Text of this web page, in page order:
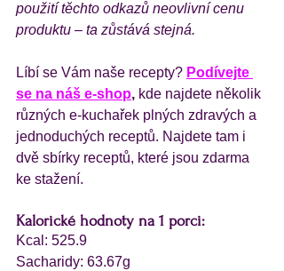
použití těchto odkazů neovlivní cenu
produktu – ta zůstává stejná.
Líbí se Vám naše recepty? Podívejte
se na náš e-shop, kde najdete několik
různých e-kuchařek plných zdravých a
jednoduchých receptů. Najdete tam i
dvě sbírky receptů, které jsou zdarma
ke stažení.
Kalorické hodnoty na 1 porci:
Kcal: 525.9
Sacharidy: 63.67g